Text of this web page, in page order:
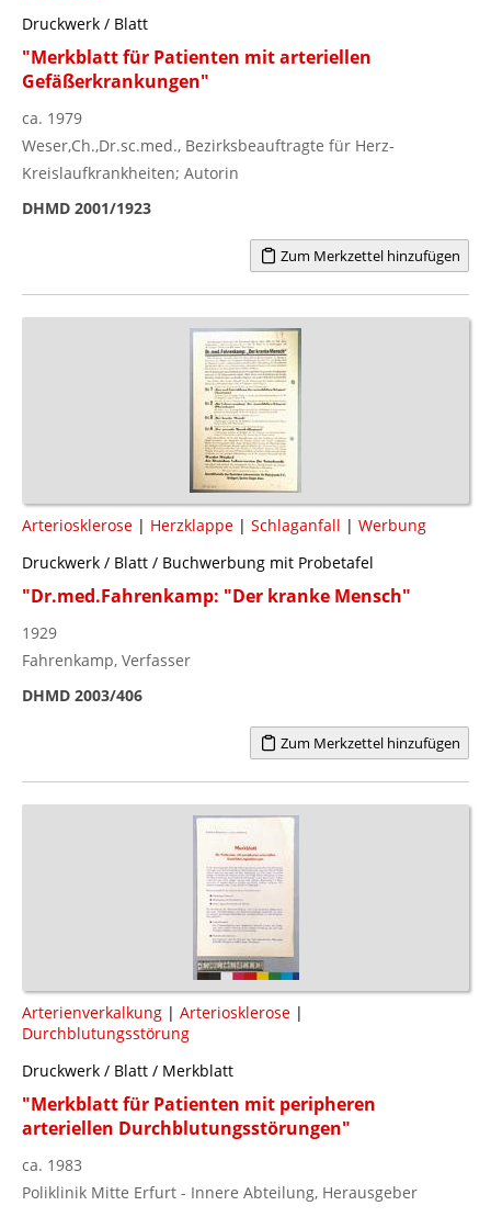
Druckwerk / Blatt
"Merkblatt für Patienten mit arteriellen
Gefäßerkrankungen"
ca. 1979
Weser,Ch.,Dr.sc.med., Bezirksbeauftragte für Herz-
Kreislaufkrankheiten; Autorin
DHMD 2001/1923
Zum Merkzettel hinzufügen
Arteriosklerose | Herzklappe | Schlaganfall | Werbung
Druckwerk / Blatt / Buchwerbung mit Probetafel
"Dr.med.Fahrenkamp: "Der kranke Mensch"
1929
Fahrenkamp, Verfasser
DHMD 2003/406
Zum Merkzettel hinzufügen
Arterienverkalkung | Arteriosklerose |
Durchblutungsstörung
Druckwerk / Blatt / Merkblatt
"Merkblatt für Patienten mit peripheren
arteriellen Durchblutungsstörungen"
ca. 1983
Poliklinik Mitte Erfurt - Innere Abteilung, Herausgeber